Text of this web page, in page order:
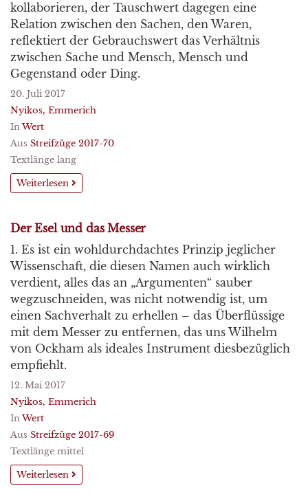
kollaborieren, der Tauschwert dagegen eine
Relation zwischen den Sachen, den Waren,
reflektiert der Gebrauchswert das Verhältnis
zwischen Sache und Mensch, Mensch und
Gegenstand oder Ding.
20. Juli 2017
Nyikos, Emmerich
InWert
Aus Streifzüge 2017-70
Textlänge lang
Weiterlesen
Der Esel und das Messer
1. Es ist ein wohldurchdachtes Prinzip jeglicher
Wissenschaft, die diesen Namen auch wirklich
verdient, alles das an „Argumenten“ sauber
wegzuschneiden, was nicht notwendig ist, um
einen Sachverhalt zu erhellen – das Überflüssige
mit dem Messer zu entfernen, das uns Wilhelm
von Ockham als ideales Instrument diesbezüglich
empfiehlt.
12. Mai 2017
Nyikos, Emmerich
InWert
Aus Streifzüge 2017-69
Textlänge mittel
Weiterlesen